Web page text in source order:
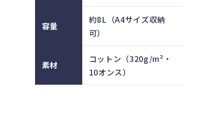
容量
約8L（A4サイズ収納
可）
素材
コットン（320g/m²・
10オンス）